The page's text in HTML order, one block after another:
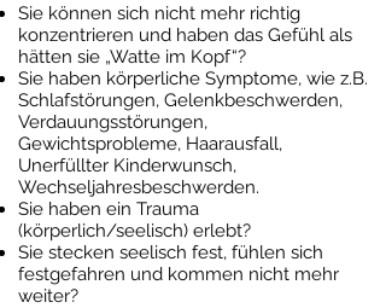
Sie können sich nicht mehr richtig
konzentrieren und haben das Gefühl als
hätten sie „Watte im Kopf“?
Sie haben körperliche Symptome, wie z.B.
Schlafstörungen, Gelenkbeschwerden,
Verdauungsstörungen,
Gewichtsprobleme, Haarausfall,
Unerfüllter Kinderwunsch,
Wechseljahresbeschwerden.
Sie haben ein Trauma
(körperlich/seelisch) erlebt?
Sie stecken seelisch fest, fühlen sich
festgefahren und kommen nicht mehr
weiter?